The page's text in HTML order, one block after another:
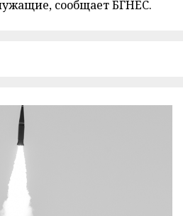
сообщает БГНЕС.